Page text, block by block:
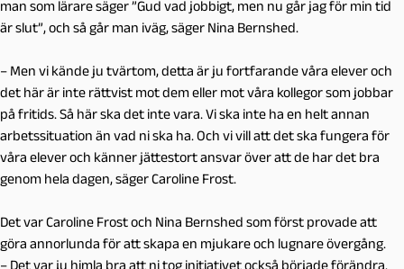
man som lärare säger ”Gud vad jobbigt, men nu går jag för min tid
är slut”, och så går man iväg, säger Nina Bernshed.
– Men vi kände ju tvärtom, detta är ju fortfarande våra elever och
det här är inte rättvist mot dem eller mot våra kollegor som jobbar
på fritids. Så här ska det inte vara. Vi ska inte ha en helt annan
arbetssituation än vad ni ska ha. Och vi vill att det ska fungera för
våra elever och känner jättestort ansvar över att de har det bra
genom hela dagen, säger Caroline Frost.
Det var Caroline Frost och Nina Bernshed som först provade att
göra annorlunda för att skapa en mjukare och lugnare övergång.
– Det var ju himla bra att ni tog initiativet också började förändra.